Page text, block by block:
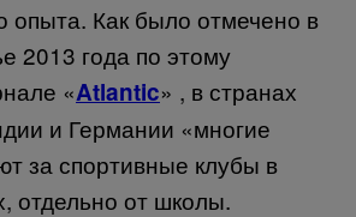
опыта. Как было отмечено в
2013 года по этому
«Atlantic» , в странах
и Германии «многие
за спортивные клубы в
отдельно от школы.